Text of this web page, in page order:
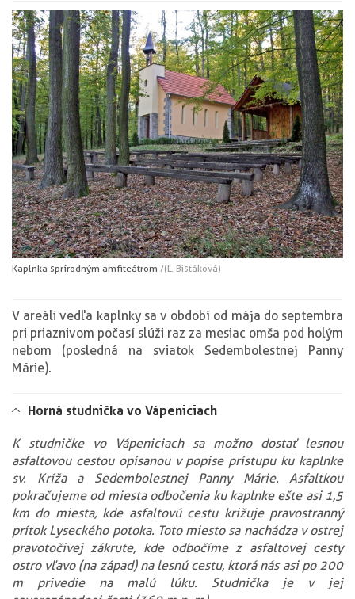
Kaplnka s prírodným amfiteátrom /(Ľ. Bistáková)
V areáli vedľa kaplnky sa v období od mája do septembra
pri priaznivom počasí slúži raz za mesiac omša pod holým
nebom (posledná na sviatok Sedembolestnej Panny
Márie).
Horná studnička vo Vápeniciach
K studničke vo Vápeniciach sa možno dostať lesnou
asfaltovou cestou opísanou v popise prístupu ku kaplnke
sv. Kríža a Sedembolestnej Panny Márie. Asfaltkou
pokračujeme od miesta odbočenia ku kaplnke ešte asi 1,5
km do miesta, kde asfaltovú cestu križuje pravostranný
prítok Lyseckého potoka. Toto miesto sa nachádza v ostrej
pravotočivej zákrute, kde odbočíme z asfaltovej cesty
ostro vľavo (na západ) na lesnú cestu, ktorá nás asi po 200
m privedie na malú lúku. Studnička je v jej